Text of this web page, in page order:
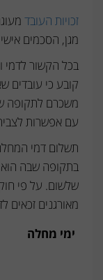
זכויות העובד
מגן, הסכמים
קובע כי עובדים
עם אפשרות לצבירה
תשלום דמי
בתקופה שבה הוא
מאורגנים זכאים
ימי מחלה